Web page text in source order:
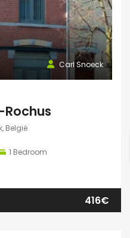
Carl Snoeck
België
1 Bedroom
416€